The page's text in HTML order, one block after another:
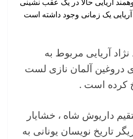
آریایی یک زمانی وجود داشته است
آریایی مربوط به
دروغین آلمان نازی لست
کرده است .
داریوش شاه ، خشایار
تاریخ نویسان یونانی به